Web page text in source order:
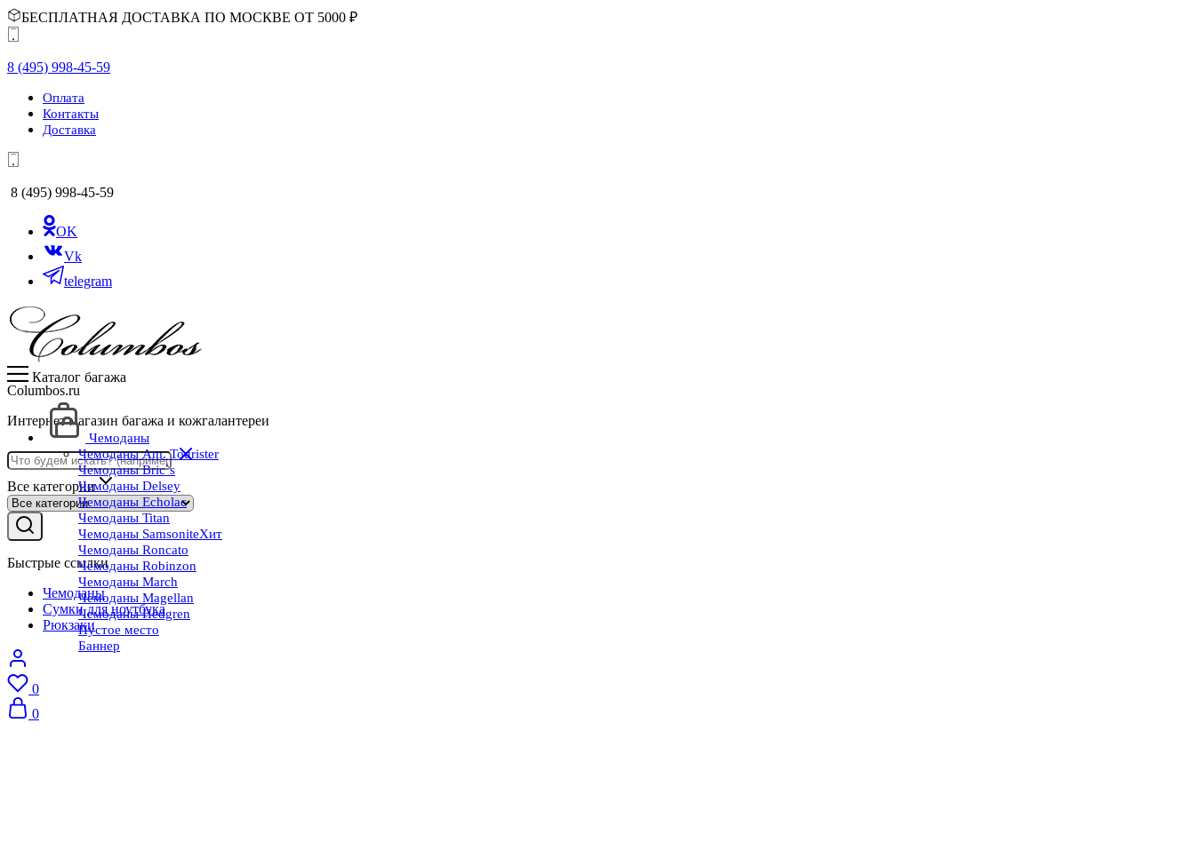
БЕСПЛАТНАЯ ДОСТАВКА ПО МОСКВЕ ОТ 5000 ₽
8 (495) 998-45-59
Оплата
Контакты
Доставка
8 (495) 998-45-59
OK
Vk
telegram
Columbos.ru
Интернет магазин багажа и кожгалантереи
Все категории
Быстрые ссылки
Чемоданы
Сумки для ноутбука
Рюкзаки
0
0
Каталог багажа
Чемоданы
Чемоданы Am. Tourister
Чемоданы Bric`s
Чемоданы Delsey
Чемоданы Echolac
Чемоданы Titan
Чемоданы SamsoniteХит
Чемоданы Roncato
Чемоданы Robinzon
Чемоданы March
Чемоданы Magellan
Чемоданы Hedgren
Пустое место
Баннер